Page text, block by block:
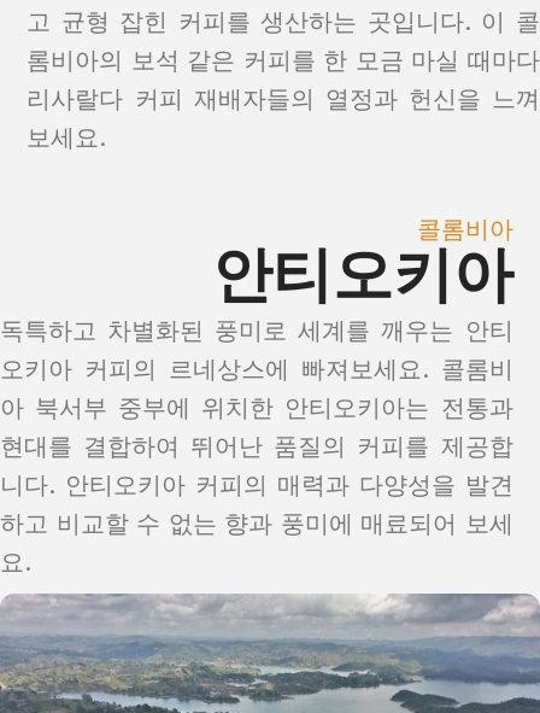
고 균형 잡힌 커피를 생산하는 곳입니다. 이 콜
롬비아의 보석 같은 커피를 한 모금 마실 때마다
리사랄다 커피 재배자들의 열정과 헌신을 느껴
보세요.
콜롬비아
안티오키아
독특하고 차별화된 풍미로 세계를 깨우는 안티
오키아 커피의 르네상스에 빠져보세요. 콜롬비
아 북서부 중부에 위치한 안티오키아는 전통과
현대를 결합하여 뛰어난 품질의 커피를 제공합
니다. 안티오키아 커피의 매력과 다양성을 발견
하고 비교할 수 없는 향과 풍미에 매료되어 보세
요.